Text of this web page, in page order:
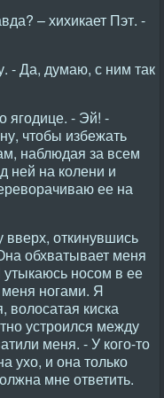
– хихикает Пэт. -
- Да, думаю, с ним так
ягодице. - Эй! -
чтобы избежать
наблюдая за всем
ней на колени и
ее на
вверх, откинувшись
обхватывает меня
утыкаюсь носом в ее
ногами. Я
волосатая киска
устроился между
меня. - У кого-то
ухо, и она только
мне ответить.